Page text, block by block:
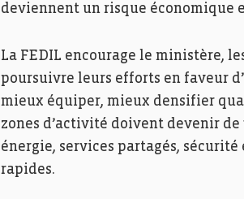
deviennent un risque économique
La FEDIL encourage le ministère,
poursuivre leurs efforts en faveur
mieux équiper, mieux densifier
zones d’activité doivent devenir
énergie, services partagés,
rapides.